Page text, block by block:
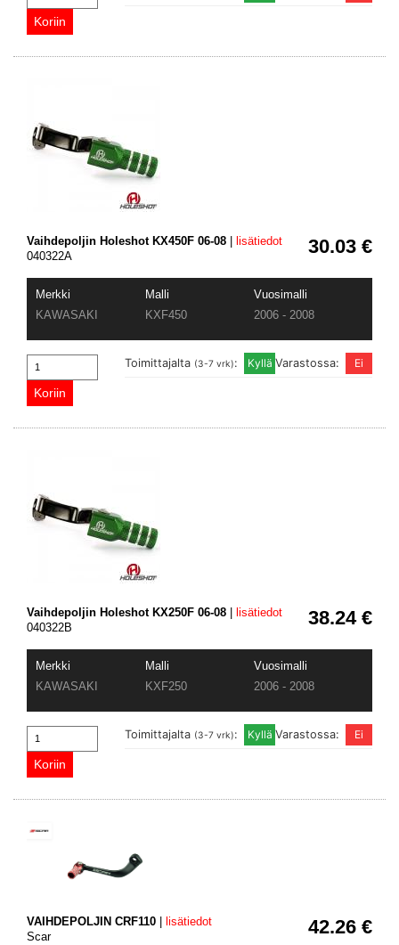
30.03 €
Vaihdepoljin Holeshot KX450F 06-08
lisätiedot
040322A
Merkki Malli
Vuosimalli
KAWASAKI
KXF450 2006 - 2008
Varastossa:
Toimittajalta (3-7 vrk):
38.24 €
Vaihdepoljin Holeshot KX250F 06-08
lisätiedot
040322B
Merkki Malli
Vuosimalli
KAWASAKI
KXF250 2006 - 2008
Varastossa:
Toimittajalta (3-7 vrk):
42.26 €
VAIHDEPOLJIN CRF110
lisätiedot
Scar